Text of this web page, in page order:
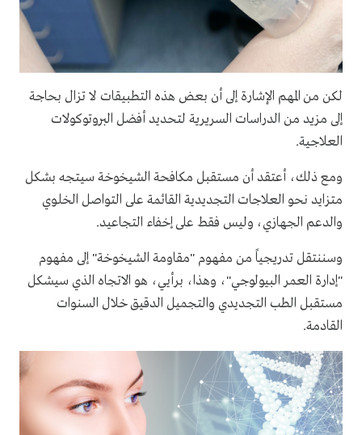
لكن من المهم الإشارة إلى أن بعض هذه التطبيقات لا تزال بحاجة
إلى مزيد من الدراسات السريرية لتحديد أفضل البروتوكولات
العلاجية.
ومع ذلك، أعتقد أن مستقبل مكافحة الشيخوخة سيتجه بشكل
متزايد نحو العلاجات التجديدية القائمة على التواصل الخلوي
والدعم الجهازي، وليس فقط على إخفاء التجاعيد.
وسننتقل تدريجياً من مفهوم "مقاومة الشيخوخة" إلى مفهوم
"إدارة العمر البيولوجي"، وهذا، برأيي، هو الاتجاه الذي سيشكل
مستقبل الطب التجديدي والتجميل الدقيق خلال السنوات
القادمة.